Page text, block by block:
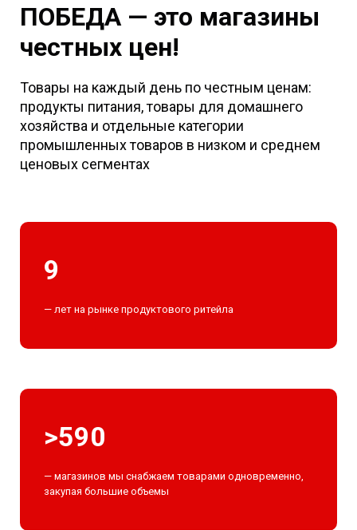
ПОБЕДА — это магазины
честных цен!
Товары на каждый день по честным ценам:
продукты питания, товары для домашнего
хозяйства и отдельные категории
промышленных товаров в низком и среднем
ценовых сегментах
9
— лет на рынке продуктового ритейла
>590
— магазинов мы снабжаем товарами одновременно,
закупая большие объемы